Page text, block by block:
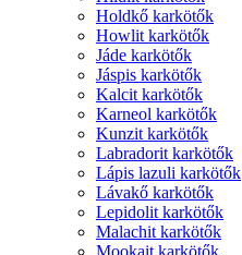
Holdkő karkötők
Howlit karkötők
Jáde karkötők
Jáspis karkötők
Kalcit karkötők
Karneol karkötők
Kunzit karkötők
Labradorit karkötők
Lápis lazuli karkötők
Lávakő karkötők
Lepidolit karkötők
Malachit karkötők
Mookait karkötők